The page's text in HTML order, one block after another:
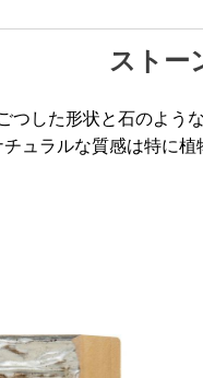
ストー
つした形状と石のよう
チュラルな質感は特に植